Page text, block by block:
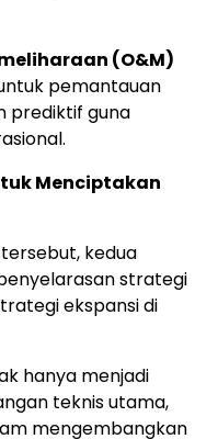
(O&M)
pemantauan
prediktif guna
Menciptakan
kedua
strategi
ekspansi di
hanya menjadi
teknis utama,
mengembangkan